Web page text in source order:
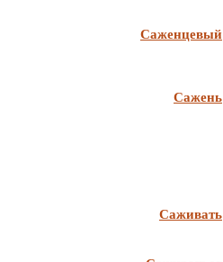
Саженцевый
Сажень
Саживать